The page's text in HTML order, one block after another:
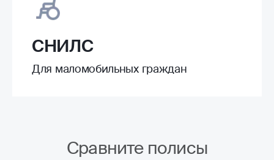
СНИЛС
Для маломобильных граждан
Сравните полисы